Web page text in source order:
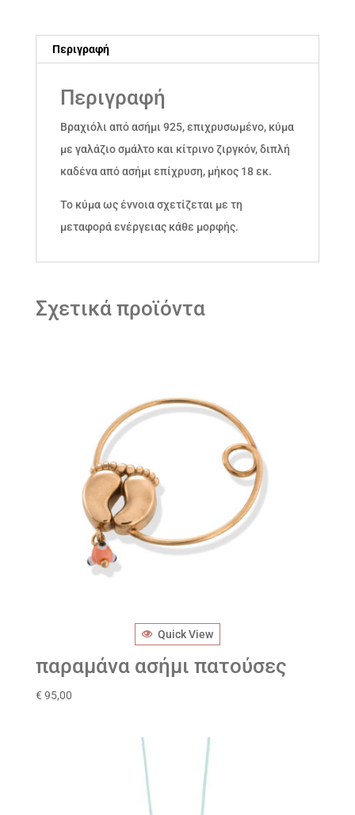
ζιργκόν
Περιγραφή
Περιγραφή
Βραχιόλι από ασήμι 925, επιχρυσωμένο, κύμα
με γαλάζιο σμάλτο και κίτρινο ζιργκόν, διπλή
καδένα από ασήμι επίχρυση, μήκος 18 εκ.
Το κύμα ως έννοια σχετίζεται με τη
μεταφορά ενέργειας κάθε μορφής.
Σχετικά προϊόντα
Quick View
παραμάνα ασήμι πατούσες
€ 95,00